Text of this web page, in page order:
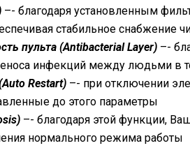
–- благодаря установленным
стабильное снабжение
пульта (Antibacterial Layer) –-
инфекций между людьми в
Restart) –- при отключении
до этого параметры
–- благодаря этой функции,
нормального режима работы